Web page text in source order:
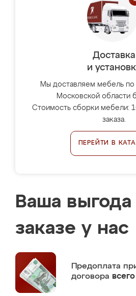
Доставка
и
Мы доставляем мебель
Московской области
Стоимость сборки мебели:
заказа.
ПЕРЕЙТИ В
Ваша
заказе у нас
Предоплата
договора